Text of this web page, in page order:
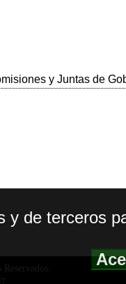
y Juntas de
y de terceros